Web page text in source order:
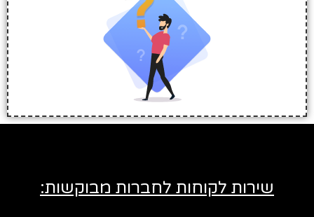
שירות לקוחות לחברות מבוקשות: